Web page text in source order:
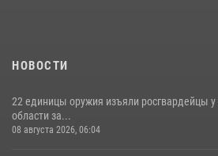
НОВОСТИ
22 единицы оружия изъяли росгвардейцы у
области за...
08 августа 2026, 06:04